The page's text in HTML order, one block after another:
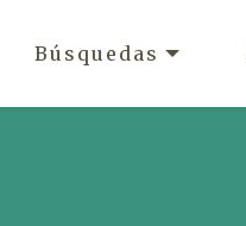
Búsquedas